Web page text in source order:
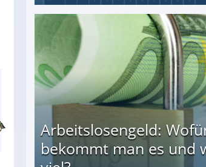
Arbeitslosengeld:
bekommt man es und